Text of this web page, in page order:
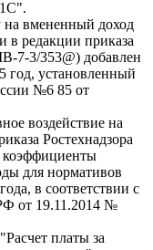
вмененный доход
в редакции приказа
3/353@) добавлен
год, установленный
№6 85 от
воздействие на
Ростехнадзора
коэффициенты
для нормативов
в соответствии с
от 19.11.2014 №
платы за